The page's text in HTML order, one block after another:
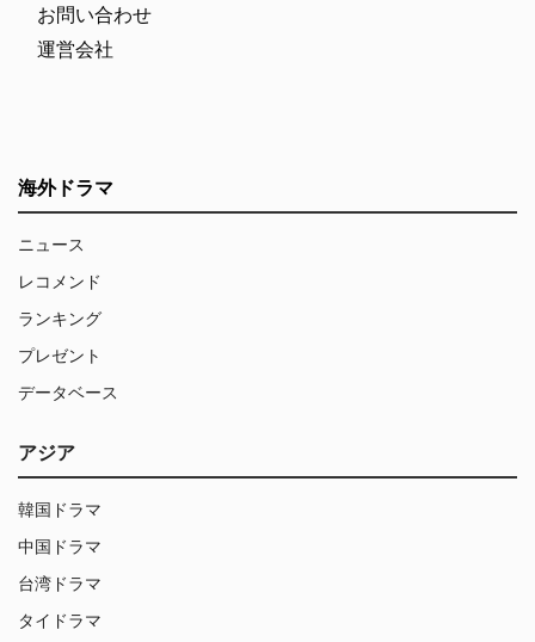
お問い合わせ
運営会社
海外ドラマ
ニュース
レコメンド
ランキング
プレゼント
データベース
アジア
韓国ドラマ
中国ドラマ
台湾ドラマ
タイドラマ